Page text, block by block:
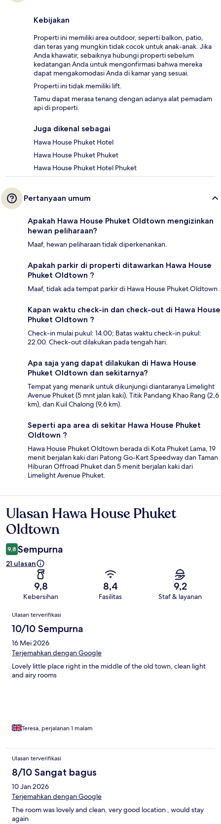
Kebijakan
Properti ini memiliki area outdoor, seperti balkon, patio,
dan teras yang mungkin tidak cocok untuk anak-anak. Jika
Anda khawatir, sebaiknya hubungi properti sebelum
kedatangan Anda untuk mengonfirmasi bahwa mereka
dapat mengakomodasi Anda di kamar yang sesuai.
Properti ini tidak memiliki lift.
Tamu dapat merasa tenang dengan adanya alat pemadam
api di properti.
Juga dikenal sebagai
Hawa House Phuket Hotel
Hawa House Phuket Phuket
Hawa House Phuket Hotel Phuket
Pertanyaan umum
Apakah Hawa House Phuket Oldtown mengizinkan
hewan peliharaan?
Maaf, hewan peliharaan tidak diperkenankan.
Apakah parkir di properti ditawarkan Hawa House
Phuket Oldtown ?
Maaf, tidak ada tempat parkir di Hawa House Phuket Oldtown .
Kapan waktu check-in dan check-out di Hawa House
Phuket Oldtown ?
Check-in mulai pukul: 14.00; Batas waktu check-in pukul:
22.00. Check-out dilakukan pada tengah hari.
Apa saja yang dapat dilakukan di Hawa House
Phuket Oldtown dan sekitarnya?
Tempat yang menarik untuk dikunjungi diantaranya Limelight
Avenue Phuket (5 mnt jalan kaki), Titik Pandang Khao Rang (2,6
km), dan Kuil Chalong (9,6 km).
Seperti apa area di sekitar Hawa House Phuket
Oldtown ?
Hawa House Phuket Oldtown berada di Kota Phuket Lama, 19
menit berjalan kaki dari Patong Go-Kart Speedway dan Taman
Hiburan Offroad Phuket dan 5 menit berjalan kaki dari
Limelight Avenue Phuket.
Ulasan
Ulasan Hawa House Phuket
Oldtown
9,8 Sempurna
21 ulasan
9,8
Kebersihan
8,4
Fasilitas
9,2
Staf & layanan
Ulasan
Ulasan terverifikasi
10/10 Sempurna
16 Mei 2026
Terjemahkan dengan Google
Lovely little place right in the middle of the old town, clean light
and airy rooms
Teresa, perjalanan 1 malam
Ulasan terverifikasi
8/10 Sangat bagus
10 Jan 2026
Terjemahkan dengan Google
The room was lovely and clean, very good location , would stay
again